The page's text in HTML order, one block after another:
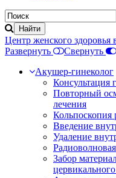
Центр женского здоровья
Развернуть
Свернуть
Акушер-гинеколог
Консультация
Повторный
лечения
Кольпоскопия
Введение
Удаление
Забор